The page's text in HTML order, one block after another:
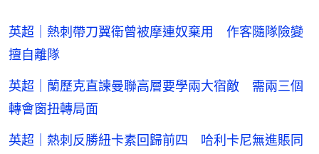
英超｜熱刺帶刀翼衛曾被摩連奴棄用 作客隨隊險變
擅自離隊
英超｜蘭歷克直諫曼聯高層要學兩大宿敵 需兩三個
轉會窗扭轉局面
英超｜熱刺反勝紐卡素回歸前四 哈利卡尼無進賬同